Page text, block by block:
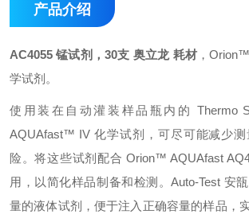
产品介绍
AC4055 锰试剂，30支 奥立龙 耗材 ，
学试剂。
使用装在自动灌装样品瓶内的 Thermo
AQUAfast™ IV 化学试剂，可尽可能减少测
险。将这些试剂配合 Orion™ AQUAfast
用，以简化样品制备和检测。Auto-Test 安
量的液体试剂，便于注入正确容量的样品，